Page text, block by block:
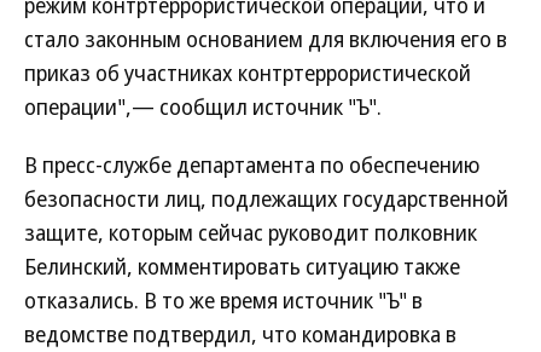
стало законным основанием для включения его в
приказ об участниках контртеррористической
операции",— сообщил источник "Ъ".
В пресс-службе департамента по обеспечению
безопасности лиц, подлежащих государственной
защите, которым сейчас руководит полковник
Белинский, комментировать ситуацию также
отказались. В то же время источник "Ъ" в
ведомстве подтвердил, что командировка в